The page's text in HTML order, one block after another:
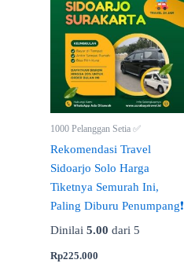
1000 Pelanggan Setia ✅
Rekomendasi Travel
Sidoarjo Solo Harga
Tiketnya Semurah Ini,
Paling Diburu Penumpang❗
Dinilai 5.00 dari 5
Rp225.000